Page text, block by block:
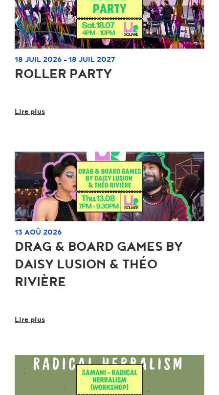
18 JUIL 2026 - 18 JUIL 2027
ROLLER PARTY
Lire plus
13 AOÛ 2026
DRAG & BOARD GAMES BY
DAISY LUSION & THÉO
RIVIÈRE
Lire plus